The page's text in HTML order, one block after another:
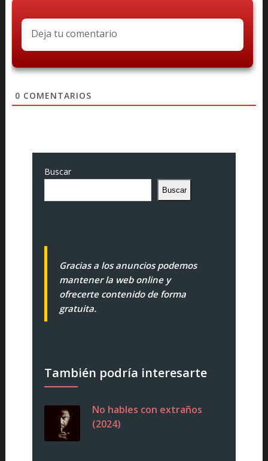
0 COMENTARIOS
Buscar
Buscar
Gracias a los anuncios podemos
mantener la web online y
ofrecerte contenido de forma
gratuita.
También podría interesarte
No hables con extraños
(2024)